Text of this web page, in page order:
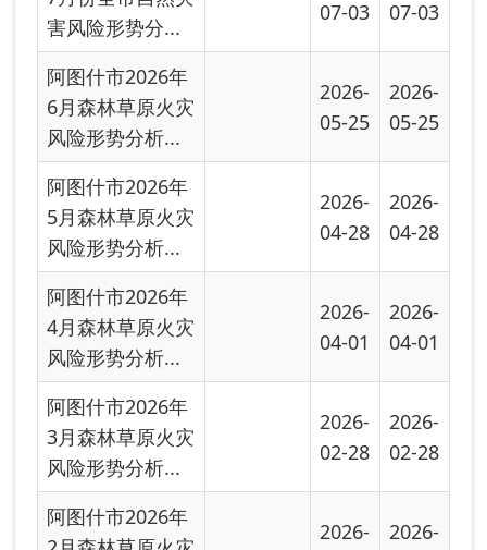
4月森林草原火灾
风险形势分析...
04-01
阿图什市2026年
3月森林草原火灾
风险形势分析...
2026-
02-28
2月森林草原火灾
风险形势分析...
01-30
阿图什市2025年
12月森林草原火
灾风险形势分...
2025-
2025-
12-01
阿图什市2025年
11月森林草原火
灾风险形势分...
阿图什市2025年
10月森林草原火
灾风险形势分...
2025-
阿图什市2025年